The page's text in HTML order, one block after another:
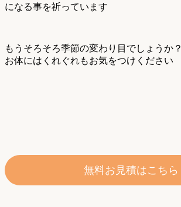
になる事を祈っています
もうそろそろ季節の変わり目でしょうか？
お体にはくれぐれもお気をつけください
無料お見積はこちら